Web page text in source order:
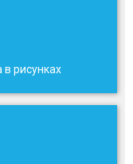
рисунках